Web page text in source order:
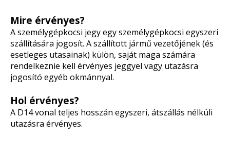
Mire érvényes?
A személygépkocsi jegy egy személygépkocsi egyszeri
szállítására jogosít. A szállított jármű vezetőjének (és
esetleges utasainak) külön, saját maga számára
rendelkeznie kell érvényes jeggyel vagy utazásra
jogosító egyéb okmánnyal.
Hol érvényes?
A D14 vonal teljes hosszán egyszeri, átszállás nélküli
utazásra érvényes.